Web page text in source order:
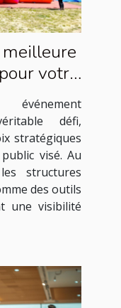
votre
défi,
stratégiques
visé. Au
structures
des outils
une visibilité